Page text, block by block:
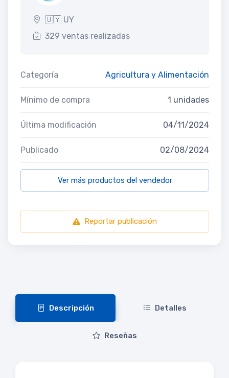
🇺🇾 UY
329 ventas realizadas
Categoría Agricultura y Alimentación
Mínimo de compra 1 unidades
Última modificación 04/11/2024
Publicado 02/08/2024
Ver más productos del vendedor
Reportar publicación
Descripción Detalles
Reseñas